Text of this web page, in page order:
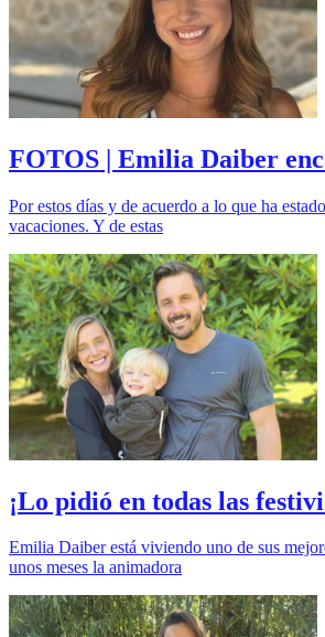
FOTOS | Emilia Daiber
Por estos días y de acuerdo a lo que ha
vacaciones. Y de estas
¡Lo pidió en todas las
Emilia Daiber está viviendo uno de sus
unos meses la animadora